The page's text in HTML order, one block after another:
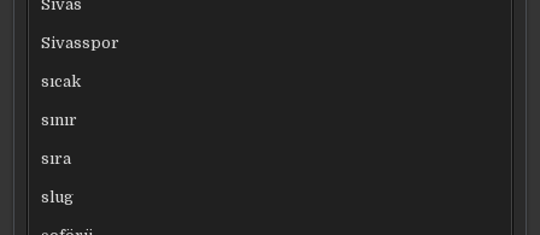
Sivas
Sivasspor
sıcak
sınır
sıra
slug